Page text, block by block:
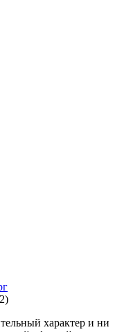
характер и ни